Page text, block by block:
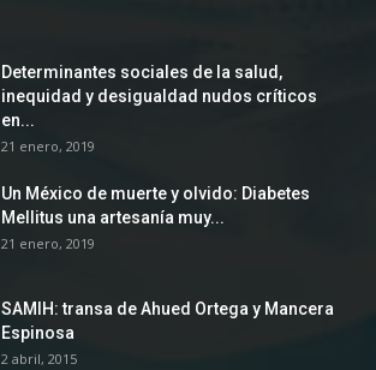
Determinantes sociales de la salud,
inequidad y desigualdad nudos críticos
en...
21 enero, 2019
Un México de muerte y olvido: Diabetes
Mellitus una artesanía muy...
21 enero, 2019
SAMIH: transa de Ahued Ortega y Mancera
Espinosa
2 abril, 2015